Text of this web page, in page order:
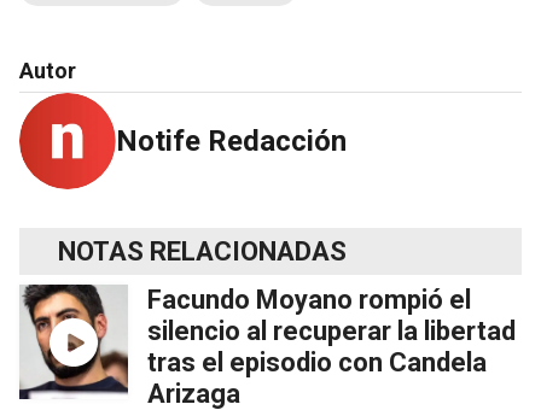
Autor
Notife Redacción
NOTAS RELACIONADAS
Facundo Moyano rompió el
silencio al recuperar la libertad
tras el episodio con Candela
Arizaga